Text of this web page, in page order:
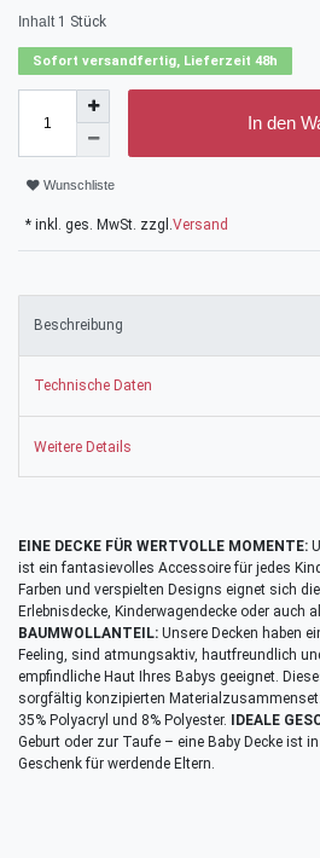
Inhalt 1 Stück
Sofort versandfertig, Lieferzeit 48h
In den
Wunschliste
* inkl. ges. MwSt. zzgl. Versand
Beschreibung
Technische Daten
Weitere Details
EINE DECKE FÜR WERTVOLLE MOMENTE:
ist ein fantasievolles Accessoire für jedes
Farben und verspielten Designs eignet sich
Erlebnisdecke, Kinderwagendecke oder auch
BAUMWOLLANTEIL: Unsere Decken haben
Feeling, sind atmungsaktiv, hautfreundlich
empfindliche Haut Ihres Babys geeignet.
sorgfältig konzipierten
35% Polyacryl und 8% Polyester.
IDEALE
Geburt oder zur Taufe – eine Baby Decke ist
Geschenk für werdende Eltern.